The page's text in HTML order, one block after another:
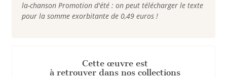
la-chanson Promotion d'été : on peut télécharger le texte
pour la somme exorbitante de 0,49 euros !
Cette œuvre est
à retrouver dans nos collections